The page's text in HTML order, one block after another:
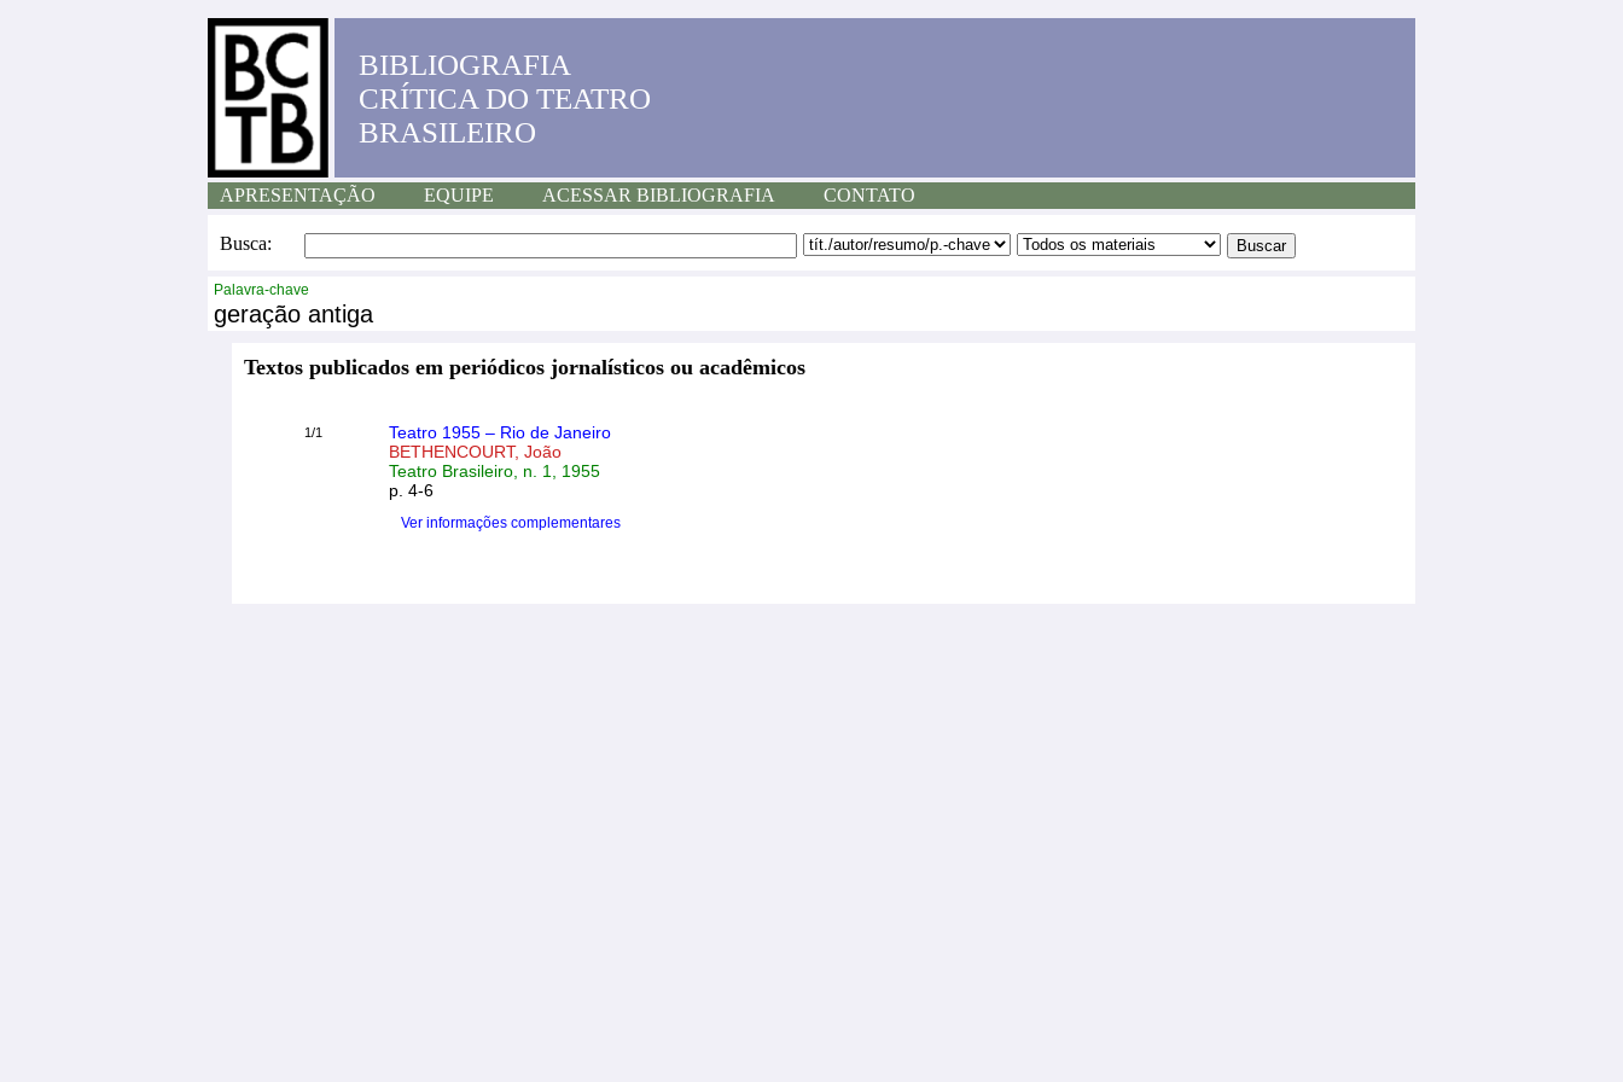
BIBLIOGRAFIA
CRÍTICA DO TEATRO
BRASILEIRO
APRESENTAÇÃO EQUIPE ACESSAR BIBLIOGRAFIA CONTATO
Busca:
Palavra-chave
geração antiga
Textos publicados em periódicos jornalísticos ou acadêmicos
1/1
Teatro 1955 – Rio de Janeiro
BETHENCOURT, João
Teatro Brasileiro, n. 1, 1955
p. 4-6
Ver informações complementares